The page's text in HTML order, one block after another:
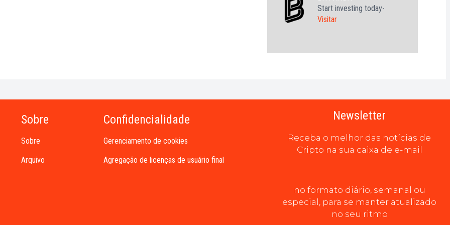
Start investing today-
Visitar
Sobre
Sobre
Arquivo
Confidencialidade
Gerenciamento de cookies
Agregação de licenças de usuário final
Newsletter
Receba o melhor das notícias de
Cripto na sua caixa de e-mail
no formato diário, semanal ou
especial, para se manter atualizado
no seu ritmo